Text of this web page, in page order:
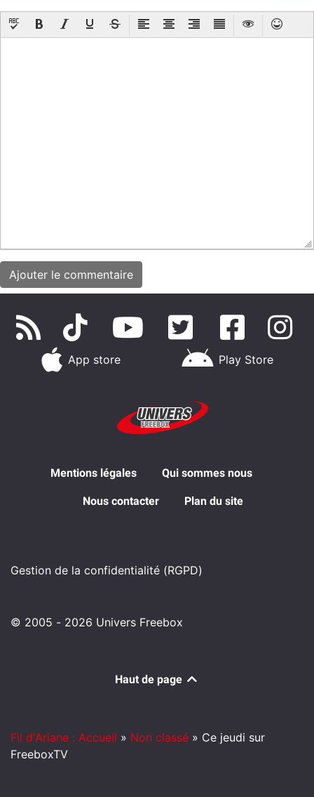
App store Play Store
Mentions légales Qui sommes nous
Nous contacter Plan du site
Gestion de la confidentialité (RGPD)
© 2005 - 2026 Univers Freebox
Haut de page
Fil d'Ariane : Accueil » Non classé » Ce jeudi sur
FreeboxTV